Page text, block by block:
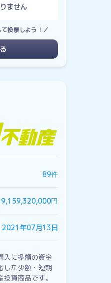
ません
投票しよう！／
89件
円
2021年07月13日
入に多額の資金
した少額・短期
資商品です。